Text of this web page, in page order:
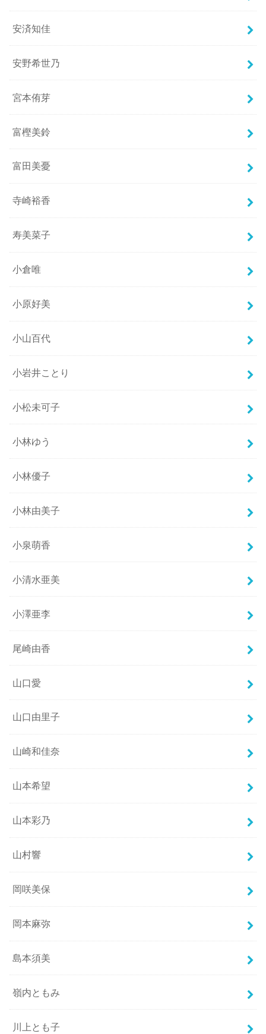
安済知佳
安野希世乃
宮本侑芽
富樫美鈴
富田美憂
寺崎裕香
寿美菜子
小倉唯
小原好美
小山百代
小岩井ことり
小松未可子
小林ゆう
小林優子
小林由美子
小泉萌香
小清水亜美
小澤亜李
尾崎由香
山口愛
山口由里子
山崎和佳奈
山本希望
山本彩乃
山村響
岡咲美保
岡本麻弥
島本須美
嶺内ともみ
川上とも子